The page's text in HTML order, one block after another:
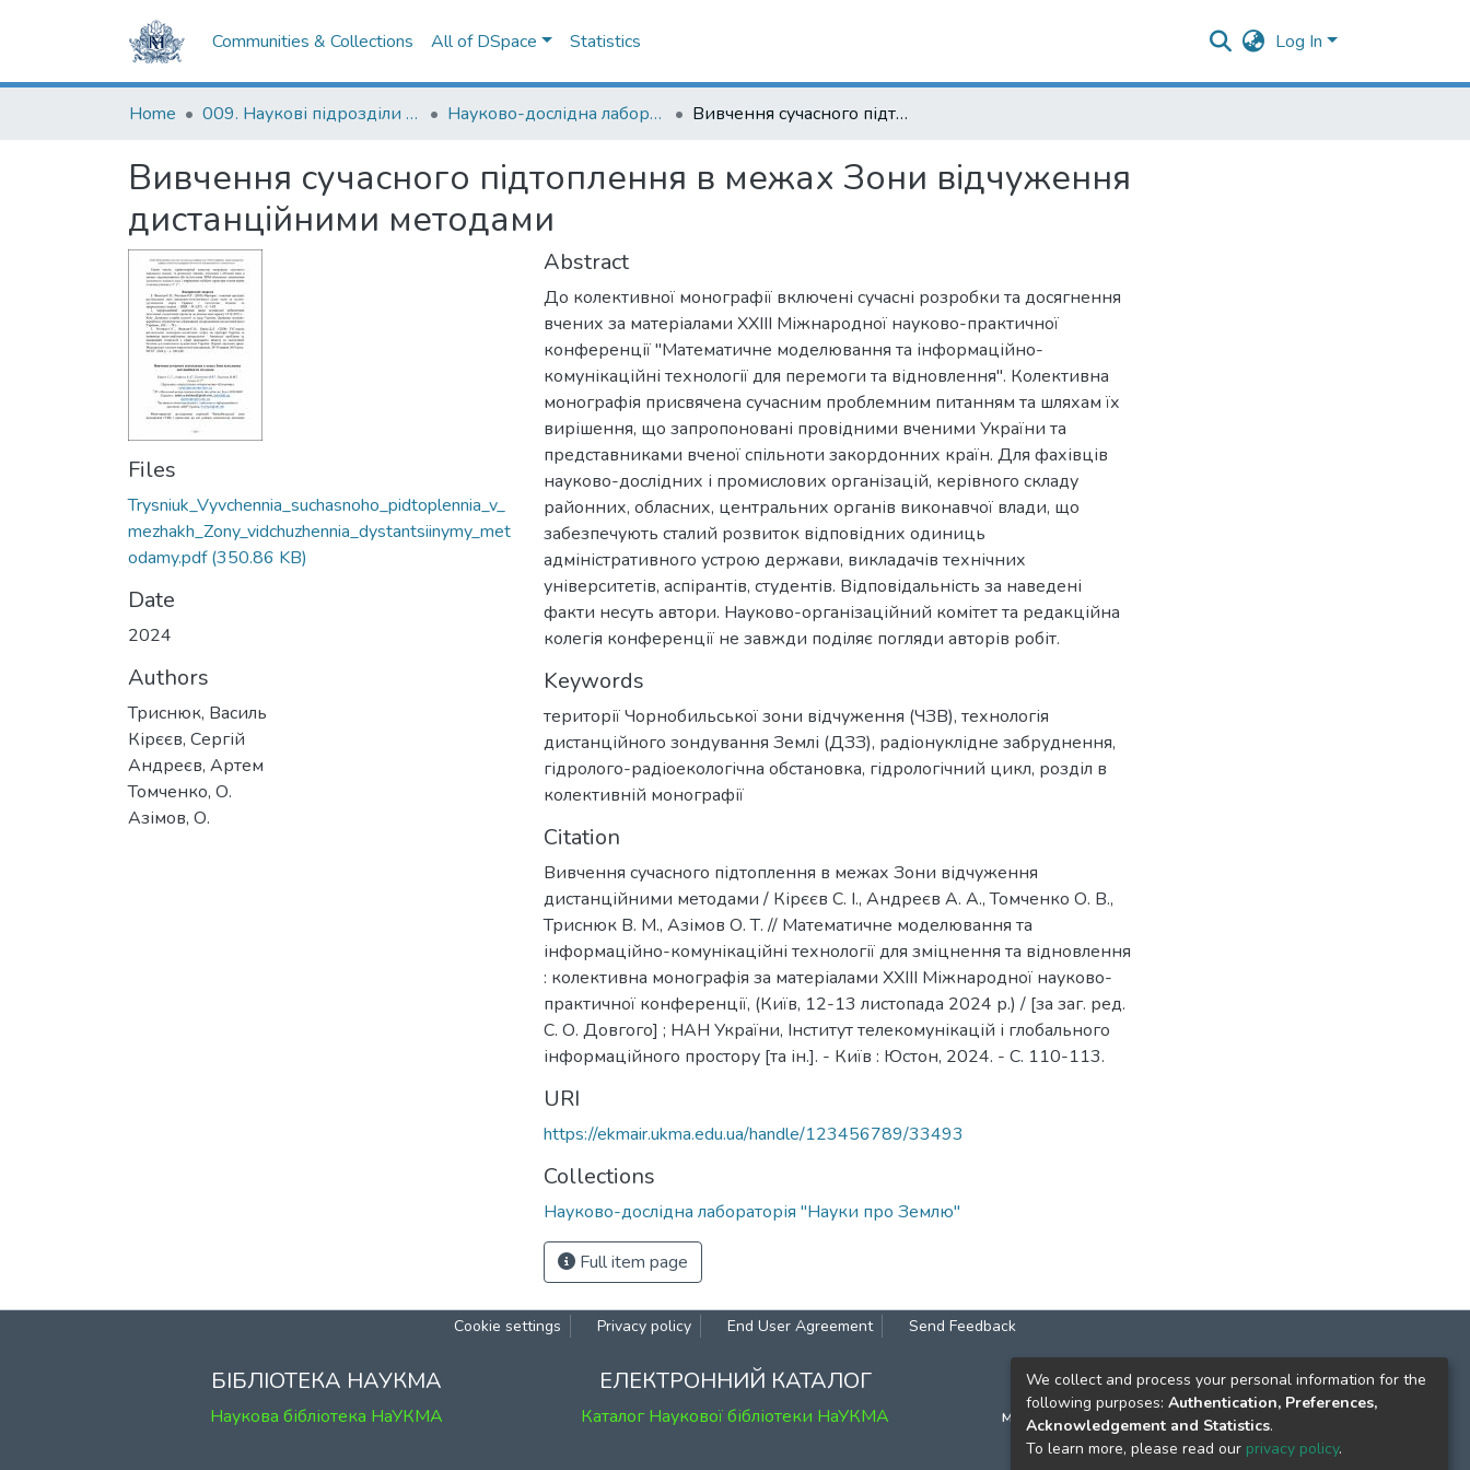
Communities & Collections All of DSpace Statistics Log In
Home 009. Наукові підрозділи НаУКМА Науково-дослідна лабораторія "Науки про Землю" Вивчення сучасного підтоплення в межах Зони відчуження дистанційними методами
Вивчення сучасного підтоплення в межах Зони відчуження
дистанційними методами
Files
Trysniuk_Vyvchennia_suchasnoho_pidtoplennia_v_
mezhakh_Zony_vidchuzhennia_dystantsiinymy_met
odamy.pdf(350.86 KB)
Date
2024
Authors
Триснюк, Василь
Кірєєв, Сергій
Андреєв, Артем
Томченко, О.
Азімов, О.
Abstract
До колективної монографії включені сучасні розробки та досягнення
вчених за матеріалами ХХІІІ Міжнародної науково-практичної
конференції "Математичне моделювання та інформаційно-
комунікаційні технології для перемоги та відновлення". Колективна
монографія присвячена сучасним проблемним питанням та шляхам їх
вирішення, що запропоновані провідними вченими України та
представниками вченої спільноти закордонних країн. Для фахівців
науково-дослідних і промислових організацій, керівного складу
районних, обласних, центральних органів виконавчої влади, що
забезпечують сталий розвиток відповідних одиниць
адміністративного устрою держави, викладачів технічних
університетів, аспірантів, студентів. Відповідальність за наведені
факти несуть автори. Науково-організаційний комітет та редакційна
колегія конференції не завжди поділяє погляди авторів робіт.
Keywords
території Чорнобильської зони відчуження (ЧЗВ), технологія
дистанційного зондування Землі (ДЗЗ), радіонуклідне забруднення,
гідролого-радіоекологічна обстановка, гідрологічний цикл, розділ в
колективній монографії
Citation
Вивчення сучасного підтоплення в межах Зони відчуження
дистанційними методами / Кірєєв С. І., Андреєв А. A., Томченко О. В.,
Триснюк В. М., Азімов О. Т. // Математичне моделювання та
інформаційно-комунікаційні технології для зміцнення та відновлення
: колективна монографія за матеріалами ХХІІІ Міжнародної науково-
практичної конференції, (Київ, 12-13 листопада 2024 р.) / [за заг. ред.
С. О. Довгого] ; НАН України, Інститут телекомунікацій і глобального
інформаційного простору [та ін.]. - Київ : Юстон, 2024. - C. 110-113.
URI
https://ekmair.ukma.edu.ua/handle/123456789/33493
Collections
Науково-дослідна лабораторія "Науки про Землю"
Full item page
Cookie settings Privacy policy End User Agreement Send Feedback
БІБЛІОТЕКА НАУКМА
Наукова бібліотека НаУКМА
ЕЛЕКТРОННИЙ КАТАЛОГ
Каталог Наукової бібліотеки НаУКМА
КОНТАКТИ
м. Київ, вул. Григорія Сковороди, 2
к. 1, к. 120
We collect and process your personal information for the
following purposes: Authentication, Preferences,
Acknowledgement and Statistics.
To learn more, please read our privacy policy.